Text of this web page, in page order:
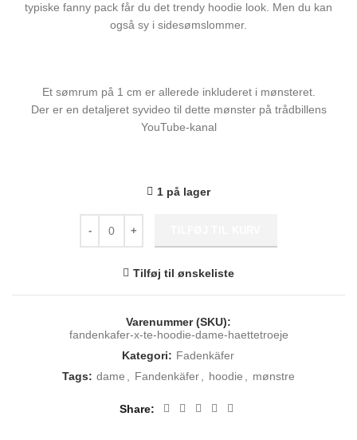
typiske fanny pack får du det trendy hoodie look. Men du kan
også sy i sidesømslommer.
Et sømrum på 1 cm er allerede inkluderet i mønsteret.
Der er en detaljeret syvideo til dette mønster på trådbillens
YouTube-kanal
1 på lager
Tilføj til ønskeliste
Varenummer (SKU):
fandenkafer-x-te-hoodie-dame-haettetroeje
Kategori: Fadenkäfer
Tags: dame Fandenkäfer hoodie mønstre
Share